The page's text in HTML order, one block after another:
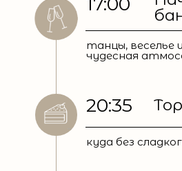
танцы, веселье и
чудесная
20:35
куда без